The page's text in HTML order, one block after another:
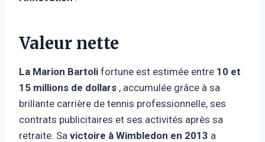
Valeur nette
La Marion Bartoli fortune est estimée entre 10 et
15 millions de dollars , accumulée grâce à sa
brillante carrière de tennis professionnelle, ses
contrats publicitaires et ses activités après sa
retraite. Sa victoire à Wimbledon en 2013 a